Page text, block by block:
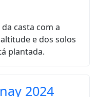
casta com a
e dos solos
plantada.
2024